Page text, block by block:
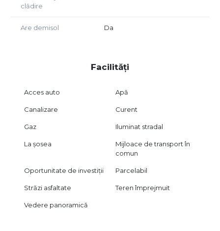
Website: www.ramia-imobiliare.ro
Adresă: Str. Olteț nr. 16, Spațiu Comercial nr. 18
agenției.
clădire
Are demisol Da
Facilități
Acces auto Apă
Canalizare Curent
Gaz Iluminat stradal
La șosea
Mijloace de transport în
comun
Oportunitate de investiții Parcelabil
Străzi asfaltate Teren împrejmuit
Vedere panoramică